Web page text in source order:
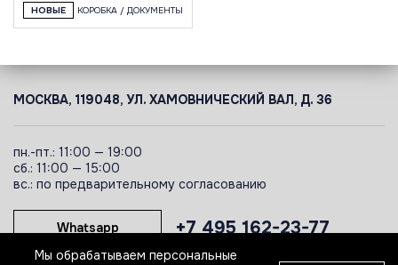
НОВЫЕ КОРОБКА / ДОКУМЕНТЫ
МОСКВА, 119048, УЛ. ХАМОВНИЧЕСКИЙ ВАЛ, Д. 36
пн.-пт.: 11:00 — 19:00
сб.: 11:00 — 15:00
вс.: по предварительному согласованию
+7 495 162-23-77
Whatsapp
Мы обрабатываем персональные